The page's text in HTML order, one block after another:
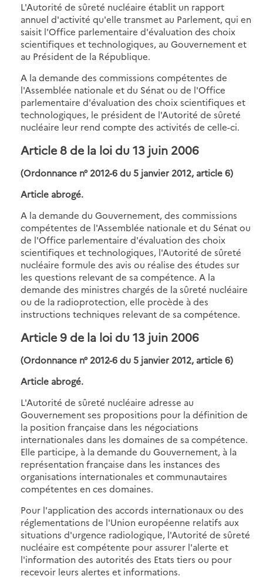
L'Autorité de sûreté nucléaire établit un rapport
annuel d'activité qu'elle transmet au Parlement, qui en
saisit l'Office parlementaire d'évaluation des choix
scientifiques et technologiques, au Gouvernement et
au Président de la République.
A la demande des commissions compétentes de
l'Assemblée nationale et du Sénat ou de l'Office
parlementaire d'évaluation des choix scientifiques et
technologiques, le président de l'Autorité de sûreté
nucléaire leur rend compte des activités de celle-ci.
Article 8 de la loi du 13 juin 2006
(Ordonnance n° 2012-6 du 5 janvier 2012, article 6)
Article abrogé.
A la demande du Gouvernement, des commissions
compétentes de l'Assemblée nationale et du Sénat ou
de l'Office parlementaire d'évaluation des choix
scientifiques et technologiques, l'Autorité de sûreté
nucléaire formule des avis ou réalise des études sur
les questions relevant de sa compétence. A la
demande des ministres chargés de la sûreté nucléaire
ou de la radioprotection, elle procède à des
instructions techniques relevant de sa compétence.
Article 9 de la loi du 13 juin 2006
(Ordonnance n° 2012-6 du 5 janvier 2012, article 6)
Article abrogé.
L'Autorité de sûreté nucléaire adresse au
Gouvernement ses propositions pour la définition de
la position française dans les négociations
internationales dans les domaines de sa compétence.
Elle participe, à la demande du Gouvernement, à la
représentation française dans les instances des
organisations internationales et communautaires
compétentes en ces domaines.
Pour l'application des accords internationaux ou des
réglementations de l'Union européenne relatifs aux
situations d'urgence radiologique, l'Autorité de sûreté
nucléaire est compétente pour assurer l'alerte et
l'information des autorités des Etats tiers ou pour
recevoir leurs alertes et informations.